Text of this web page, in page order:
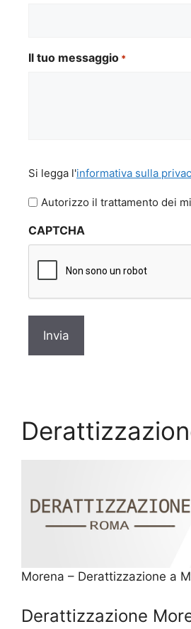
Il tuo messaggio *
legga
l'informativa
privacy
Si legga l'informativa sulla
Autorizzo il trattamento dei
CAPTCHA
Morena – Derattizzazione a
Derattizzazione